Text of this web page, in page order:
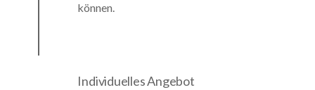
können.
Individuelles Angebot